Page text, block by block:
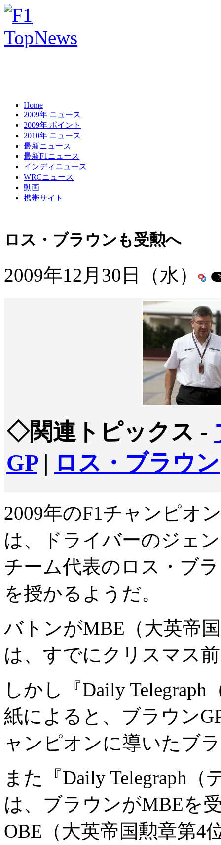
Home
2009年 ニュース
2009年 ポイント
2010年 ニュース
最新ニュース
最新F1ニュース
インディニュース
WRCニュース
動画
携帯サイト
ロス・ブラウンも受勲へ
2009年12月30日（水）
◇関連トピックス -
GP| ロス・ブラウン
2009年のF1チャンピオ
は、ドライバーのジェ
チーム代表のロス・ブ
を授かるようだ。
バトンがMBE（大英帝
は、すでにクリスマス
しかし『Daily
紙によると、ブラウン
ャンピオンに導いたブ
また『Daily Telegraph
は、ブラウンがMBEを
OBE（大英帝国勲章第4